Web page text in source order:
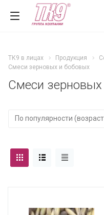
ТК9 в лицах Продукция
Смеси зерновых и бобовых
Смеси